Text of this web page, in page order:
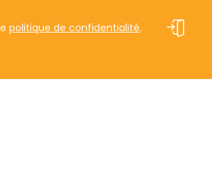
politique de confidentialité.